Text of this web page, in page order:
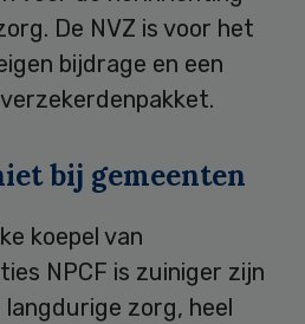
De NVZ is voor het
bijdrage en een
bij gemeenten
koepel van
NPCF is zuiniger zijn
zorg, heel